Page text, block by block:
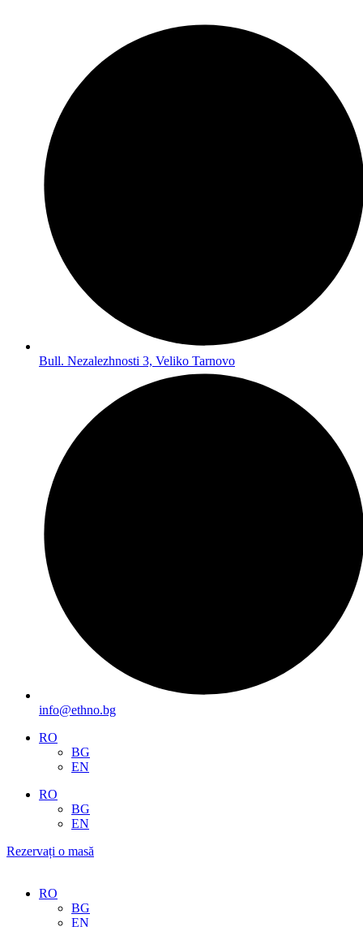
Bull. Nezalezhnosti 3, Veliko Tarnovo
info@ethno.bg
RO
BG
EN
RO
BG
EN
Rezervați o masă
RO
BG
EN